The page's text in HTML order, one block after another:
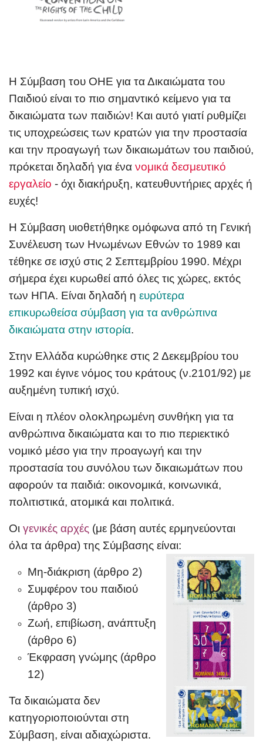
Η Σύμβαση του ΟΗΕ για τα Δικαιώματα του
Παιδιού είναι το πιο σημαντικό κείμενο για τα
δικαιώματα των παιδιών! Και αυτό γιατί ρυθμίζει
τις υποχρεώσεις των κρατών για την προστασία
και την προαγωγή των δικαιωμάτων του παιδιού,
πρόκεται δηλαδή για ένα νομικά δεσμευτικό
εργαλείο - όχι διακήρυξη, κατευθυντήριες αρχές ή
ευχές!
Η Σύμβαση υιοθετήθηκε ομόφωνα από τη Γενική
Συνέλευση των Ηνωμένων Εθνών το 1989 και
τέθηκε σε ισχύ στις 2 Σεπτεμβρίου 1990. Μέχρι
σήμερα έχει κυρωθεί από όλες τις χώρες, εκτός
των ΗΠΑ. Είναι δηλαδή η ευρύτερα
επικυρωθείσα σύμβαση για τα ανθρώπινα
δικαιώματα στην ιστορία.
Στην Ελλάδα κυρώθηκε στις 2 Δεκεμβρίου του
1992 και έγινε νόμος του κράτους (ν.2101/92) με
αυξημένη τυπική ισχύ.
Είναι η πλέον ολοκληρωμένη συνθήκη για τα
ανθρώπινα δικαιώματα και το πιο περιεκτικό
νομικό μέσο για την προαγωγή και την
προστασία του συνόλου των δικαιωμάτων που
αφορούν τα παιδιά: οικονομικά, κοινωνικά,
πολιτιστικά, ατομικά και πολιτικά.
Οι γενικές αρχές (με βάση αυτές ερμηνεύονται
όλα τα άρθρα) της Σύμβασης είναι:
Μη-διάκριση (άρθρο 2)
Συμφέρον του παιδιού
(άρθρο 3)
Ζωή, επιβίωση, ανάπτυξη
(άρθρο 6)
Έκφραση γνώμης (άρθρο
12)
Τα δικαιώματα δεν
κατηγοριοποιούνται στη
Σύμβαση, είναι αδιαχώριστα.